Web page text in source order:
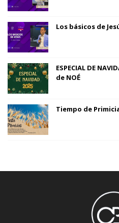
Los básicos de
ESPECIAL DE
de NOÉ
Tiempo de